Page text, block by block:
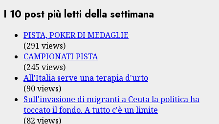
I 10 post più letti della settimana
PISTA, POKER DI MEDAGLIE
(291 views)
CAMPIONATI PISTA
(245 views)
All'Italia serve una terapia d'urto
(90 views)
Sull'invasione di migranti a Ceuta la politica ha
toccato il fondo. A tutto c'è un limite
(82 views)